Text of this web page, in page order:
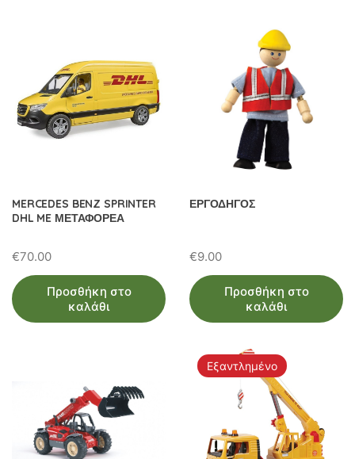
MERCEDES BENZ SPRINTER
DHL ME ΜΕΤΑΦΟΡΕΑ
€70.00
Προσθήκη στο
καλάθι
ΕΡΓΟΔΗΓΟΣ
€9.00
Προσθήκη στο
καλάθι
Εξαντλημένο